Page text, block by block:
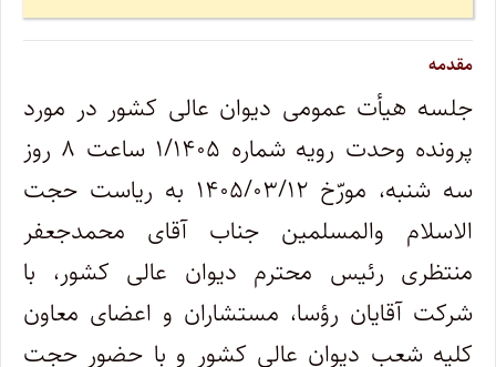
مقدمه
جلسه هیأت عمومی دیوان عالی کشور در مورد
پرونده وحدت رویه شماره ۱/۱۴۰۵ ساعت ۸ روز
سه شنبه، مورّخ ۱۴۰۵/۰۳/۱۲ به ریاست حجت
الاسلام والمسلمین جناب آقای محمدجعفر
منتظری رئیس محترم دیوان عالی کشور، با
شرکت آقایان رؤسا، مستشاران و اعضای معاون
کلیه شعب دیوان عالی کشور و با حضور حجت